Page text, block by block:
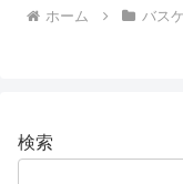
ホーム バス
検索